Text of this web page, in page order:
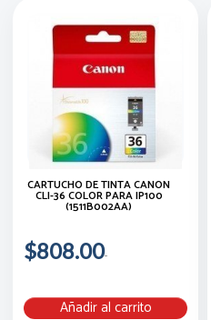
CARTUCHO DE TINTA CANON
CLI-36 COLOR PARA IP100
(1511B002AA)
$808.00
Añadir al carrito